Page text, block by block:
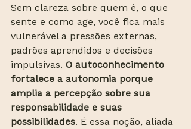
Sem clareza sobre quem é, o que
sente e como age, você fica mais
vulnerável a pressões externas,
padrões aprendidos e decisões
impulsivas. O autoconhecimento
fortalece a autonomia porque
amplia a percepção sobre sua
responsabilidade e suas
possibilidades. É essa noção, aliada